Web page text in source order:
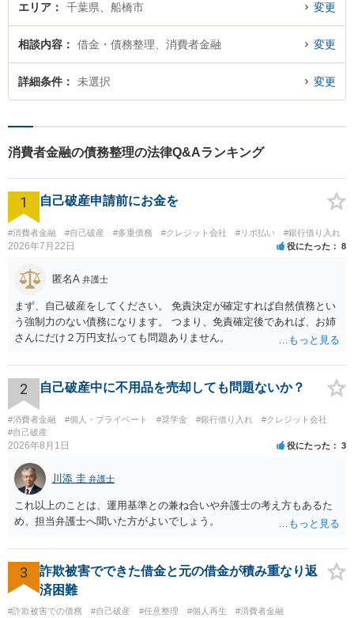
エリア 千葉県、船橋市 変更
相談内容 借金・債務整理、消費者金融 変更
詳細条件 未選択 変更
消費者金融の債務整理の法律Q&Aランキング
1 自己破産申請前にお金を
#消費者金融 #自己破産 #多重債務 #クレジット会社 #リボ払い #銀行借り入れ
2026年7月22日 役にたった 8
匿名A 弁護士
まず、自己破産をしてください。 免責決定が確定すれば自然債務とい
う強制力のない債務になります。 つまり、免責確定後であれば、お姉
さんにだけ２万円支払っても問題ありません。
2 自己破産中に不用品を売却しても問題ないか？
#消費者金融 #個人・プライベート #奨学金 #銀行借り入れ
#クレジット会社
#自己破産
2026年8月1日 役にたった 3
川添 圭 弁護士
これ以上のことは、運用基準との兼ね合いや弁護士の考え方もあるた
め、担当弁護士へ聞いた方がよいでしょう。
3
詐欺被害でできた借金と元の借金が積み重なり返
済困難
#詐欺被害での債務 #自己破産 #任意整理 #個人再生
#消費者金融